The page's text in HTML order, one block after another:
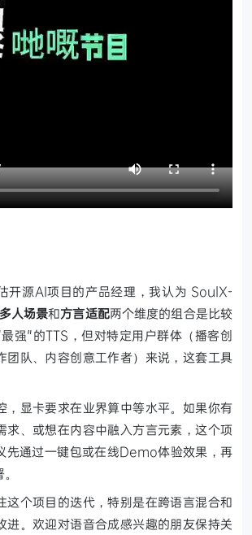
开源AI项目的产品经理，我认为 SoulX-
人场景和方言适配两个维度的组合是比较
强"的TTS，但对特定用户群体（播客创
团队、内容创意工作者）来说，这套工具
，显卡要求在业界算中等水平。如果你有
求、或想在内容中融入方言元素，这个项
先通过一键包或在线Demo体验效果，再
这个项目的迭代，特别是在跨语言混合和
进。欢迎对语音合成感兴趣的朋友保持关